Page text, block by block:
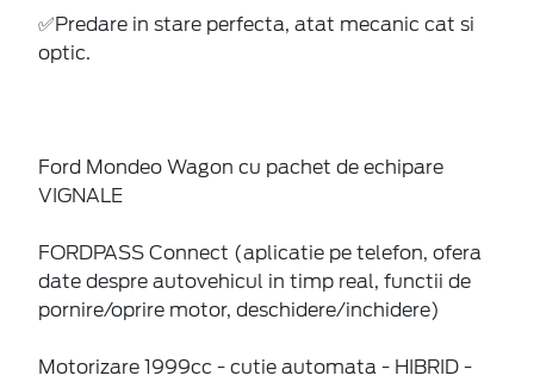
✅Predare in stare perfecta, atat mecanic cat si
optic.
Ford Mondeo Wagon cu pachet de echipare
VIGNALE
FORDPASS Connect (aplicatie pe telefon, ofera
date despre autovehicul in timp real, functii de
pornire/oprire motor, deschidere/inchidere)
Motorizare 1999cc - cutie automata - HIBRID -